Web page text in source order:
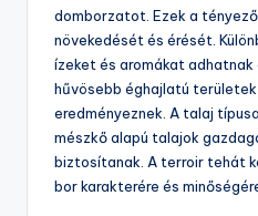
domborzatot. Ezek a
növekedését és érését.
ízeket és aromákat adhatnak
hűvösebb éghajlatú
eredményeznek. A talaj
mészkő alapú talajok
biztosítanak. A terroir tehát
bor karakterére és